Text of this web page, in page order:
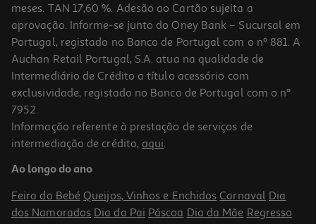
Figura Minix Fig - Harry Potter - Dobby 12
14.99 €/un
14,99 €
meses. TAN 17,60 %. Adesão ao Cartão sujeita a
aprovação. Informe-se junto do Oney Bank – Sucursal em
Portugal, registado no Banco de Portugal com o nº 881. A
Auchan Retail Portugal, S.A. atua na qualidade de
Intermediário de Crédito a título acessório com
exclusividade, registado no Banco de Portugal com o nº
7952.
Informação referente à prestação de serviços de
intermediação de crédito, aqui.
Ao longo do ano
Feira do Bebé Queijos, Vinhos e Enchidos Carnaval Dia
dos Namorados Dia do Pai Páscoa Dia da Mãe Regresso